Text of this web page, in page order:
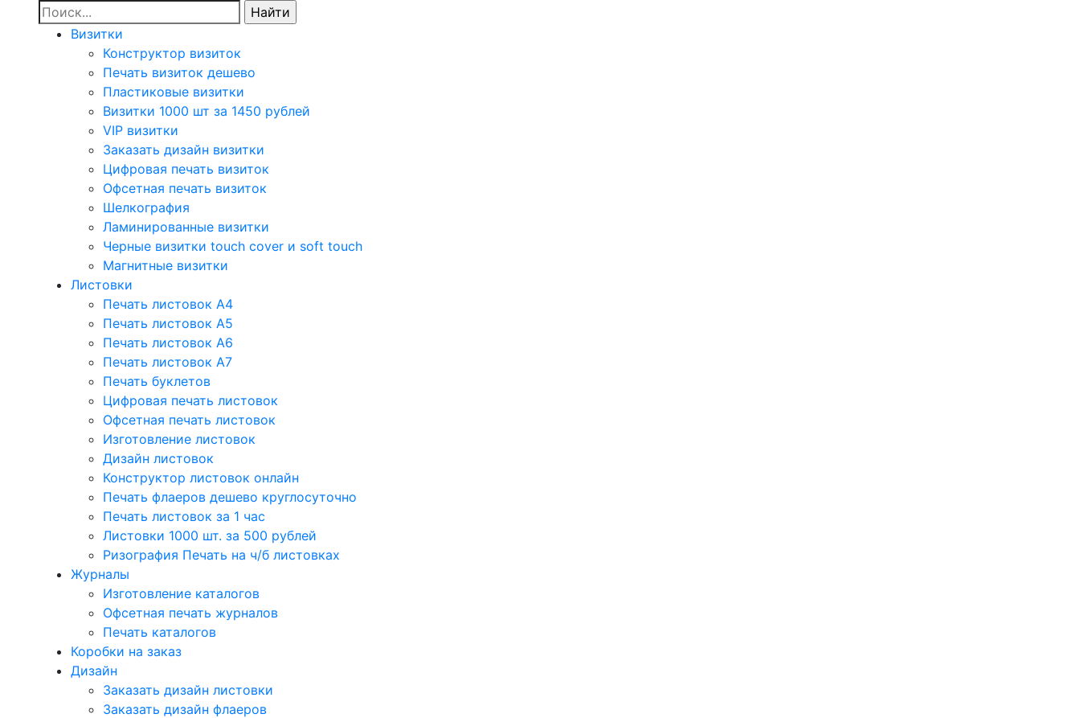
Визитки
Конструктор визиток
Печать визиток дешево
Пластиковые визитки
Визитки 1000 шт за 1450 рублей
VIP визитки
Заказать дизайн визитки
Цифровая печать визиток
Офсетная печать визиток
Шелкография
Ламинированные визитки
Черные визитки touch cover и soft touch
Магнитные визитки
Листовки
Печать листовок А4
Печать листовок А5
Печать листовок А6
Печать листовок А7
Печать буклетов
Цифровая печать листовок
Офсетная печать листовок
Изготовление листовок
Дизайн листовок
Конструктор листовок онлайн
Печать флаеров дешево круглосуточно
Печать листовок за 1 час
Листовки 1000 шт. за 500 рублей
Ризография Печать на ч/б листовках
Журналы
Изготовление каталогов
Офсетная печать журналов
Печать каталогов
Коробки на заказ
Дизайн
Заказать дизайн листовки
Заказать дизайн флаеров